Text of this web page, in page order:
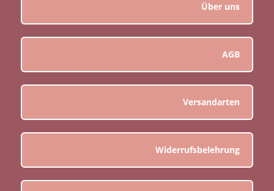
Über uns
AGB
Versandarten
Widerrufsbelehrung